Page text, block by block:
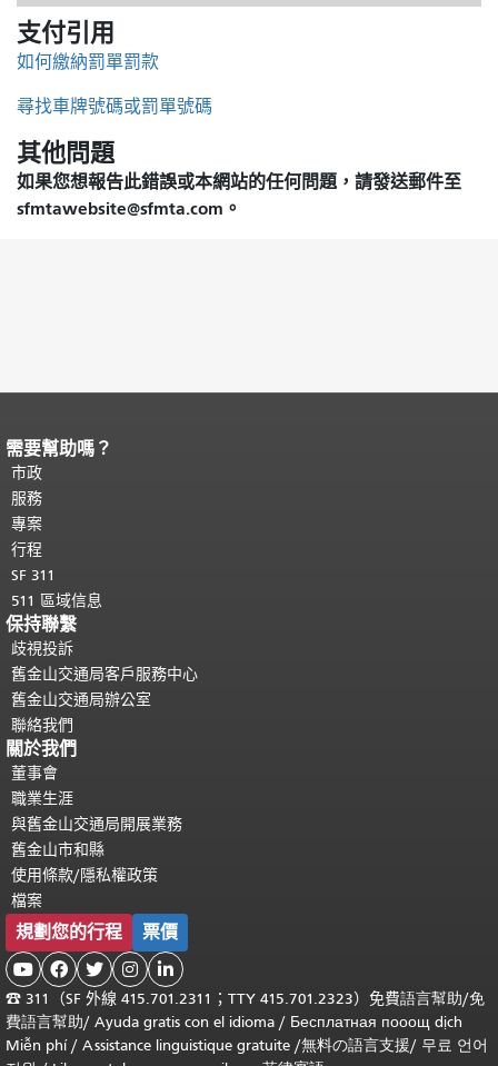
支付引用
如何繳納罰單罰款
尋找車牌號碼或罰單號碼
其他問題
如果您想報告此錯誤或本網站的任何問題，請發送郵件至
sfmtawebsite@sfmta.com。
頁面內容結束。
都會重複顯示。
需要幫助嗎？
市政
服務
專案
行程
SF 311
511 區域信息
保持聯繫
歧視投訴
舊金山交通局客戶服務中心
舊金山交通局辦公室
聯絡我們
關於我們
董事會
職業生涯
與舊金山交通局開展業務
舊金山市和縣
使用條款/隱私權政策
檔案
規劃您的行程 票價
    
☎ 311（SF 外線 415.701.2311；TTY 415.701.2323）免費語言幫助/免
費語言幫助/ Ayuda gratis con el idioma / Бесплатная пооощ dịch
Miễn phí/ Assistance linguistique gratuite /無料の語言支援/ 무료 언어